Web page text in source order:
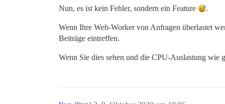
Nun, es ist kein Fehler, sondern ein Feature .
Wenn Ihre Web-Worker von Anfragen überlastet
Beiträge eintreffen.
Wenn Sie dies sehen und die CPU-Auslastung wie